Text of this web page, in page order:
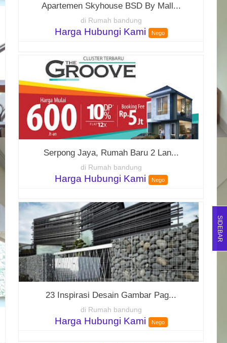
Apartemen Skyhouse BSD By Mall...
di Rumah bandung
Harga Hubungi Kami Nego
Serpong Jaya, Rumah Baru 2 Lan...
di Rumah bandung
Harga Hubungi Kami Nego
23 Inspirasi Desain Gambar Pag...
di Rumah bandung
Harga Hubungi Kami Nego
SIDEBAR